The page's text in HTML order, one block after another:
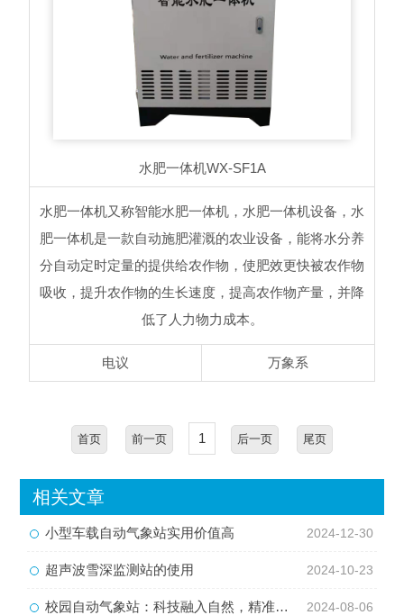
水肥一体机WX-SF1A
水肥一体机又称智能水肥一体机，水肥一体机设备，水
肥一体机是一款自动施肥灌溉的农业设备，能将水分养
分自动定时定量的提供给农作物，使肥效更快被农作物
吸收，提升农作物的生长速度，提高农作物产量，并降
低了人力物力成本。
电议 万象系
首页 前一页 1 后一页 尾页
相关文章
小型车载自动气象站实用价值高 2024-12-30
超声波雪深监测站的使用 2024-10-23
校园自动气象站：科技融入自然，精准监测触手可及 2024-08-06